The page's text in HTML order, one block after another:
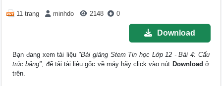
11 trang minhdo 2148 0
Download
Bạn đang xem tài liệu "Bài giảng Stem Tin học Lớp 12 - Bài 4: Cấu
trúc bảng", để tải tài liệu gốc về máy hãy click vào nút Download ở
trên.